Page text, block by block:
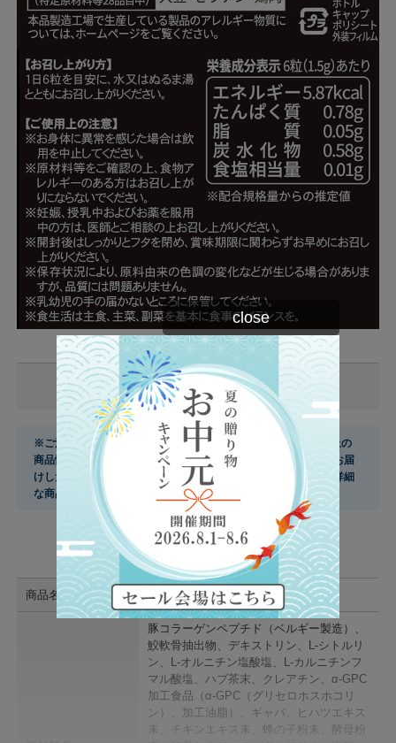
原材料・栄養成分・アレルギー情報
※ご注文のタイミングにより、実際にお届けする商品とサイト上の
商品情報の表記が異なる場合がございます。 ご使用前には必ずお届
けした商品の商品ラベルや注意書きをご確認ください。 さらに詳細
な商品情報が必要な場合はお問い合わせください。
商品名 be LEGEND ジョイント
豚コラーゲンペプチド（ベルギー製造）、
鮫軟骨抽出物、デキストリン、L-シトルリ
ン、L-オルニチン塩酸塩、L-カルニチンフ
マル酸塩、ハブ茶末、クレアチン、α-GPC
加工食品（α-GPC（グリセロホスホコリ
ン）、加工油脂）、ギャバ、ヒハツエキス
末、チキンエキス末、蜂の子粉末、酵母粉
close